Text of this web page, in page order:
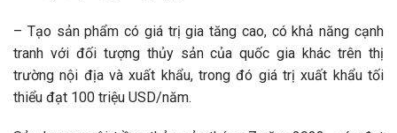
– Tạo sản phẩm có giá trị gia tăng cao, có khả năng cạnh
tranh với đối tượng thủy sản của quốc gia khác trên thị
trường nội địa và xuất khẩu, trong đó giá trị xuất khẩu tối
thiểu đạt 100 triệu USD/năm.